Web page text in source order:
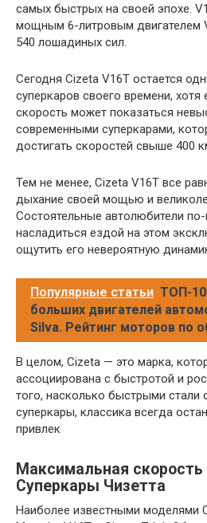
самых быстрых на своей эпохе.
мощным 6-литровым двигателем
540 лошадиных сил.
Сегодня Cizeta V16T остается
суперкаров своего времени, хотя
скорость может показаться
современными суперкарами,
достигать скоростей свыше 400
Тем не менее, Cizeta V16T все
дыхание своей мощью и
Состоятельные автолюбители
насладиться ездой на этом
ощутить его невероятную
Популярные статьи ТОП-
больших двигателей
Silva. Рейтинг моторов по
В целом, Cizeta — это марка,
ассоциирована с быстротой и
того, насколько быстрыми стали
суперкары, классика всегда
привлек
Максимальная
Суперкары Чизетта
Наиболее известными моделями